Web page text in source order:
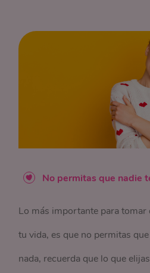
No permitas que nadie
Lo más importante para tomar
tu vida, es que no permitas
nada, recuerda que lo que